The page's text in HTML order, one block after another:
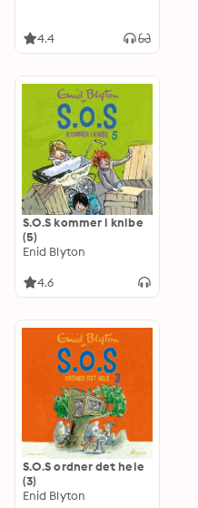
4.4
S.O.S kommer i knibe
(5)
Enid Blyton
4.6
S.O.S ordner det hele
(3)
Enid Blyton